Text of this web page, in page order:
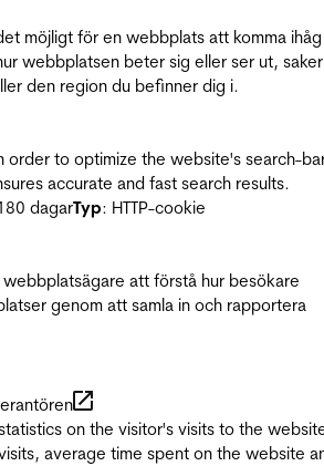
möjligt för en webbplats att komma ihåg
webbplatsen beter sig eller ser ut,
den region du befinner dig i.
order to optimize the website's search-
accurate and fast search results.
dagarTyp: HTTP-cookie
att förstå hur besökare
genom att samla in och rapportera
on the visitor's visits to the
average time spent on the website